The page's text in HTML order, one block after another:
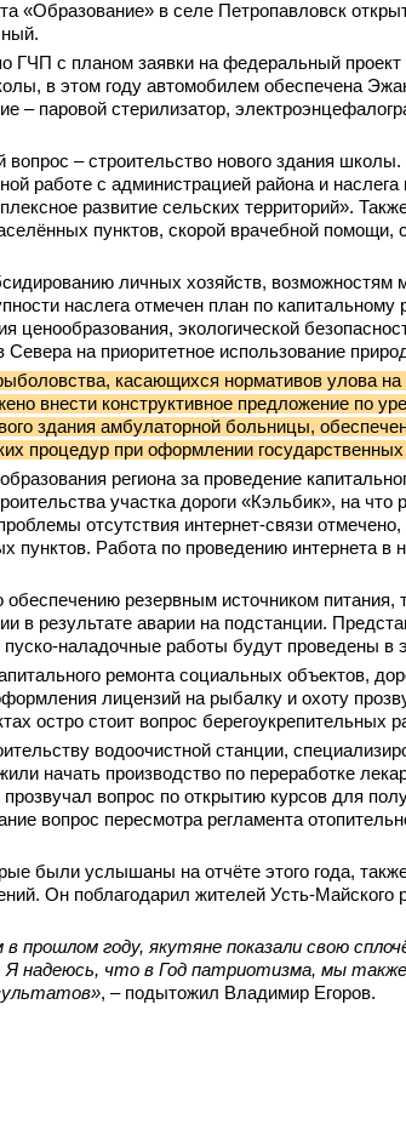
«Образование» в селе Петропавловск
ГЧП с планом заявки на федеральный
в этом году автомобилем обеспечена
– паровой стерилизатор,
– строительство нового здания школы.
работе с администрацией района и наслега
развитие сельских территорий».
пунктов, скорой врачебной помощи,
личных хозяйств, возможностям
наслега отмечен план по капитальному
ценообразования, экологической
на приоритетное использование
касающихся нормативов улова
внести конструктивное предложение по
здания амбулаторной больницы,
процедур при оформлении государственных
региона за проведение
участка дороги «Кэльбик», на что
отсутствия интернет-связи
пунктов. Работа по проведению интернета в
резервным источником питания,
в результате аварии на подстанции.
наладочные работы будут проведены в
ремонта социальных объектов,
лицензий на рыбалку и охоту
остро стоит вопрос берегоукрепительных
водоочистной станции,
начать производство по переработке
вопрос по открытию курсов для
вопрос пересмотра регламента
были услышаны на отчёте этого года,
Он поблагодарил жителей Усть-Майского
прошлом году, якутяне показали свою
Я надеюсь, что в Год патриотизма, мы
, – подытожил Владимир Егоров.